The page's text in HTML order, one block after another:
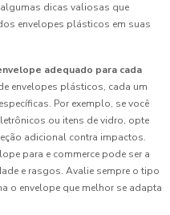
dicas valiosas que
envelopes plásticos em suas
adequado para cada
envelopes plásticos, cada um
Por exemplo, se você
ou itens de vidro, opte
adicional contra impactos.
para e commerce pode ser a
e rasgos. Avalie sempre o tipo
o envelope que melhor se adapta